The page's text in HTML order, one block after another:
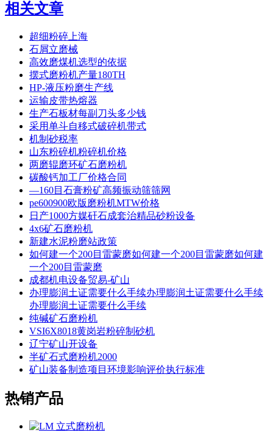
相关文章
超细粉碎上海
石屑立磨械
高效磨煤机选型的依据
摆式磨粉机产量180TH
HP-液压粉磨生产线
运输皮带热熔器
生产石板材每副刀头多少钱
采用单斗自移式破碎机带式
机制砂税率
山东粉碎机粉碎机价格
两磨辊磨环矿石磨粉机
碳酸钙加工厂价格合同
―160目石膏粉矿高频振动筛筛网
pe600900欧版磨粉机MTW价格
日产1000方媒矸石成套治精品砂粉设备
4x6矿石磨粉机
新建水泥粉磨站政策
如何建一个200目雷蒙磨如何建一个200目雷蒙磨如何建
一个200目雷蒙磨
成都机电设备贸易-矿山
办理膨润土证需要什么手续办理膨润土证需要什么手续
办理膨润土证需要什么手续
纯碱矿石磨粉机
VSI6X8018黄岗岩粉碎制砂机
辽宁矿山开设备
半矿石式磨粉机2000
矿山装备制造项目环境影响评价执行标准
热销产品